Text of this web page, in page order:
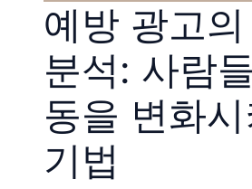
예방 광고
분석: 사람
동을 변화
기법